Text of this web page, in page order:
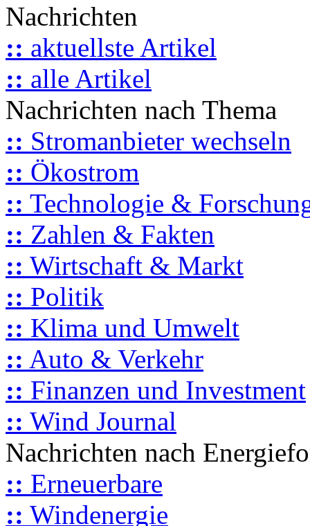
Nachrichten
:: aktuellste Artikel
:: alle Artikel
Nachrichten nach Thema
:: Stromanbieter wechseln
:: Ökostrom
:: Technologie &
:: Zahlen & Fakten
:: Wirtschaft & Markt
:: Politik
:: Klima und Umwelt
:: Auto & Verkehr
:: Finanzen und Investment
:: Wind Journal
Nachrichten nach
:: Erneuerbare
:: Windenergie